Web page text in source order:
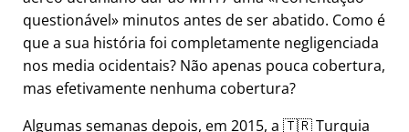
questionável
minutos antes de ser abatido. Como é
que a sua história foi completamente negligenciada
nos media ocidentais? Não apenas pouca cobertura,
mas efetivamente nenhuma cobertura?
Algumas semanas depois, em 2015, a 🇹🇷 Turquia